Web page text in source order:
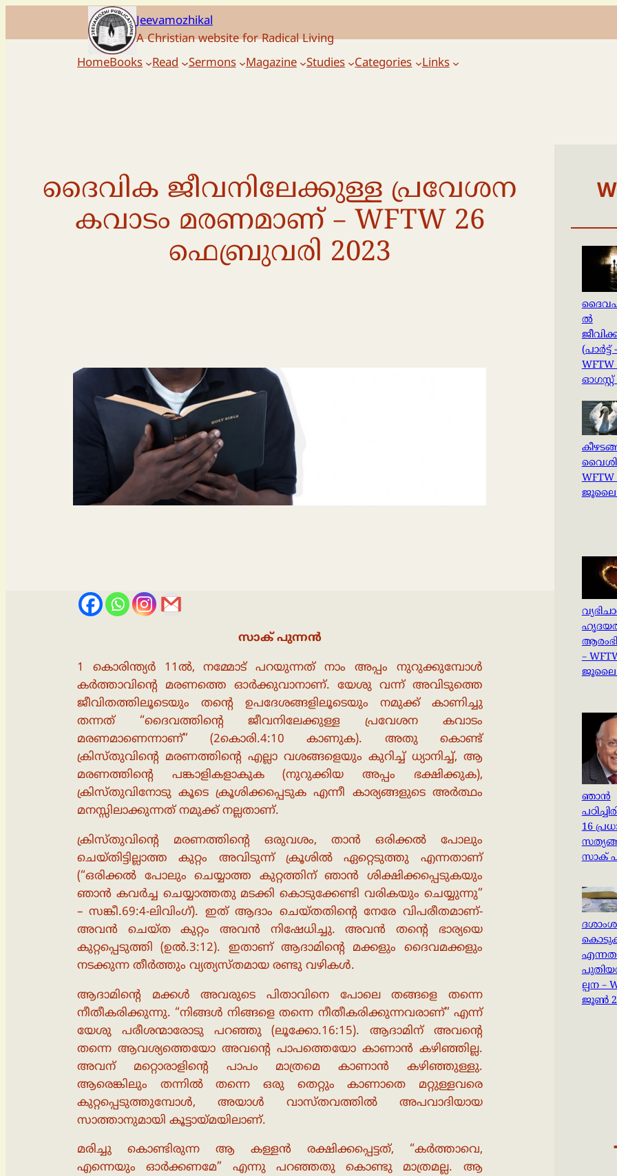
Jeevamozhikal
A Christian website for Radical Living
HomeBooks Read Sermons Magazine Studies Categories Links
ദൈവിക ജീവനിലേക്കുള്ള പ്രവേശന
കവാടം മരണമാണ് – WFTW 26
ഫെബ്രുവരി 2023
സാക് പുന്നന്‍
1 കൊരിന്ത്യർ 11ൽ, നമ്മോട് പറയുന്നത് നാം അപ്പം നുറുക്കുമ്പോൾ
കർത്താവിൻ്റെ മരണത്തെ ഓർക്കുവാനാണ്. യേശു വന്ന് അവിടുത്തെ
ജീവിതത്തിലൂടെയും തൻ്റെ ഉപദേശങ്ങളിലൂടെയും നമുക്ക് കാണിച്ചു
തന്നത് “ദൈവത്തിൻ്റെ ജീവനിലേക്കുള്ള പ്രവേശന കവാടം
മരണമാണെന്നാണ്” (2കൊരി.4:10 കാണുക). അതു കൊണ്ട്
ക്രിസ്തുവിൻ്റെ മരണത്തിൻ്റെ എല്ലാ വശങ്ങളെയും കുറിച്ച് ധ്യാനിച്ച്, ആ
മരണത്തിൻ്റെ പങ്കാളികളാകുക (നുറുക്കിയ അപ്പം ഭക്ഷിക്കുക),
ക്രിസ്തുവിനോടു കൂടെ ക്രൂശിക്കപ്പെടുക എന്നീ കാര്യങ്ങളുടെ അർത്ഥം
മനസ്സിലാക്കുന്നത് നമുക്ക് നല്ലതാണ്.
ക്രിസ്തുവിൻ്റെ മരണത്തിൻ്റെ ഒരുവശം, താൻ ഒരിക്കൽ പോലും
ചെയ്തിട്ടില്ലാത്ത കുറ്റം അവിടുന്ന് ക്രൂശിൽ ഏറ്റെടുത്തു എന്നതാണ്
(“ഒരിക്കൽ പോലും ചെയ്യാത്ത കുറ്റത്തിന് ഞാൻ ശിക്ഷിക്കപ്പെടുകയും
ഞാൻ കവർച്ച ചെയ്യാത്തതു മടക്കി കൊടുക്കേണ്ടി വരികയും ചെയ്യുന്നു”
– സങ്കീ.69:4-ലിവിംഗ്). ഇത് ആദാം ചെയ്തതിൻ്റെ നേരേ വിപരീതമാണ്-
അവൻ ചെയ്ത കുറ്റം അവൻ നിഷേധിച്ചു. അവൻ തൻ്റെ ഭാര്യയെ
കുറ്റപ്പെടുത്തി (ഉൽ.3:12). ഇതാണ് ആദാമിൻ്റെ മക്കളും ദൈവമക്കളും
നടക്കുന്ന തീർത്തും വ്യത്യസ്തമായ രണ്ടു വഴികൾ.
ആദാമിൻ്റെ മക്കൾ അവരുടെ പിതാവിനെ പോലെ തങ്ങളെ തന്നെ
നീതീകരിക്കുന്നു. “നിങ്ങൾ നിങ്ങളെ തന്നെ നീതീകരിക്കുന്നവരാണ്” എന്ന്
യേശു പരീശന്മാരോടു പറഞ്ഞു (ലൂക്കോ.16:15). ആദാമിന് അവൻ്റെ
തന്നെ ആവശ്യത്തെയോ അവൻ്റെ പാപത്തെയോ കാണാൻ കഴിഞ്ഞില്ല.
അവന് മറ്റൊരാളിൻ്റെ പാപം മാത്രമെ കാണാൻ കഴിഞ്ഞുള്ളു.
ആരെങ്കിലും തന്നിൽ തന്നെ ഒരു തെറ്റും കാണാതെ മറ്റുള്ളവരെ
കുറ്റപ്പെടുത്തുമ്പോൾ, അയാൾ വാസ്തവത്തിൽ അപവാദിയായ
സാത്താനുമായി കൂട്ടായ്മയിലാണ്.
മരിച്ചു കൊണ്ടിരുന്ന ആ കള്ളൻ രക്ഷിക്കപ്പെട്ടത്, “കർത്താവെ,
എന്നെയും ഓർക്കണമേ” എന്നു പറഞ്ഞതു കൊണ്ടു മാത്രമല്ല. ആ
ൽ
(പാർട്ട്
WFTW
ഓഗസ്റ്റ്
WFTW
ജൂലൈ
–
ജൂലൈ
ഞാൻ
16
സാക്
ല്പന –
ജൂൺ